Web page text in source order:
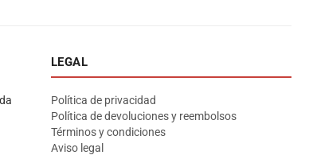
LEGAL
Política de privacidad
Política de devoluciones y reembolsos
Términos y condiciones
Aviso legal
El Arroyo
línea · responde en segundos
WhatsApp